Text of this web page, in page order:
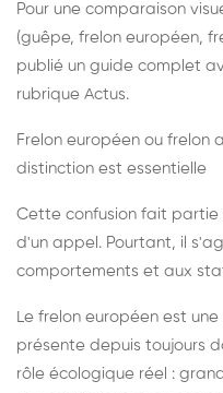
Pour une comparaison
(guêpe, frelon européen,
publié un guide complet
rubrique Actus.
Frelon européen ou frelon
distinction est essentielle
Cette confusion fait partie
d'un appel. Pourtant, il
comportements et aux
Le frelon européen est
présente depuis toujours
rôle écologique réel :